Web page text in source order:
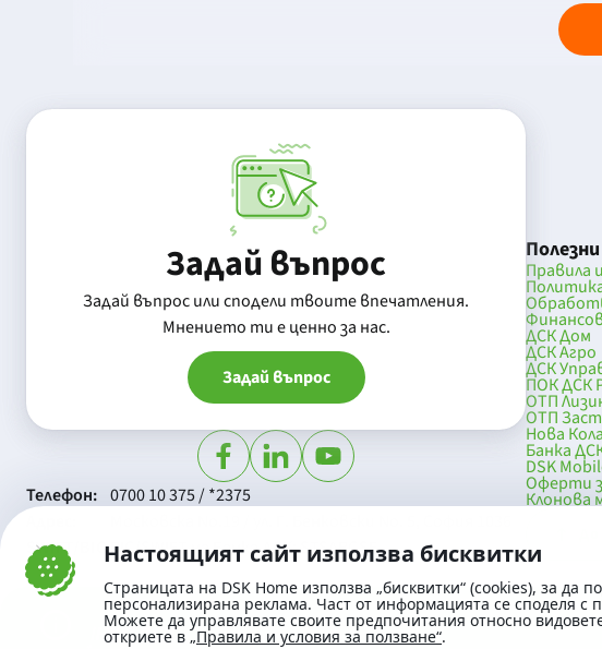
Настоящият сайт използва бисквитки
Страницата на DSK Home използва „бисквитки“ (cookies), за да
персонализирана реклама. Част от информацията се споделя
Можете да управлявате своите предпочитания относно
откриете в „Правила и условия за ползване“.
Задай въпрос
Задай въпрос или сподели твоите впечатления.
Mнението ти е ценно за нас.
Задай въпрос
Телефон:
SWIFT/BIC:
0700 10 375 / *2375
BIC/SWIFT на Банка ДСК: STSABGSF
Правила
ДСК Дом
ДСК Агро
ДСК
ПОК ДСК
ОТП
ОТП
Нова
Банка
DSK
Оферти
Клонова